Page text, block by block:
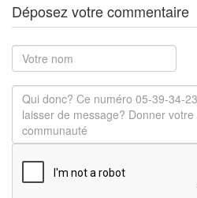
Déposez votre commentaire